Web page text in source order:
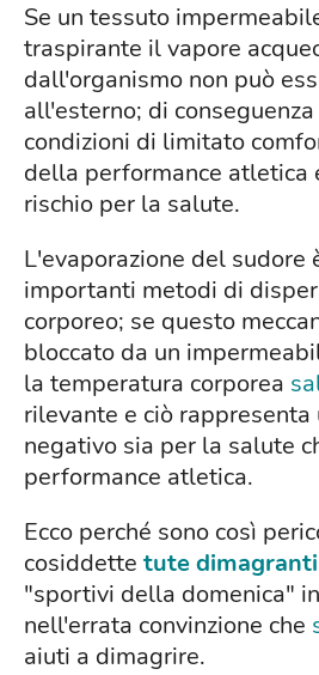
Se un tessuto
traspirante il vapore
dall'organismo non può
all'esterno; di
condizioni di limitato
della performance atletica
rischio per la salute.
L'evaporazione del sudore
importanti metodi di
corporeo; se questo
bloccato da un
la temperatura corporea
rilevante e ciò
negativo sia per la salute
performance atletica.
Ecco perché sono così
cosiddette tute dimagranti
"sportivi della domenica"
nell'errata convinzione che
aiuti a dimagrire.